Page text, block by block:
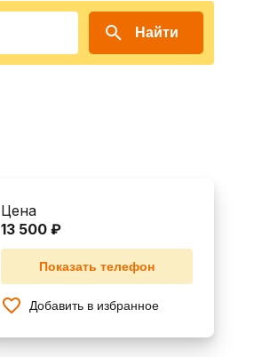
Найти
Цена
13 500 ₽
Показать телефон
Добавить в избранное